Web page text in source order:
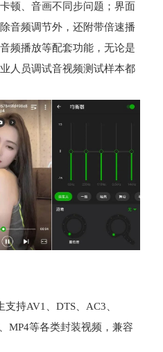
顿、音画不同步问题；界面
音频调节外，还附带倍速播
频播放等配套功能，无论是
人员调试音视频测试样本都
持AV1、DTS、AC3、
MP4等各类封装视频，兼容